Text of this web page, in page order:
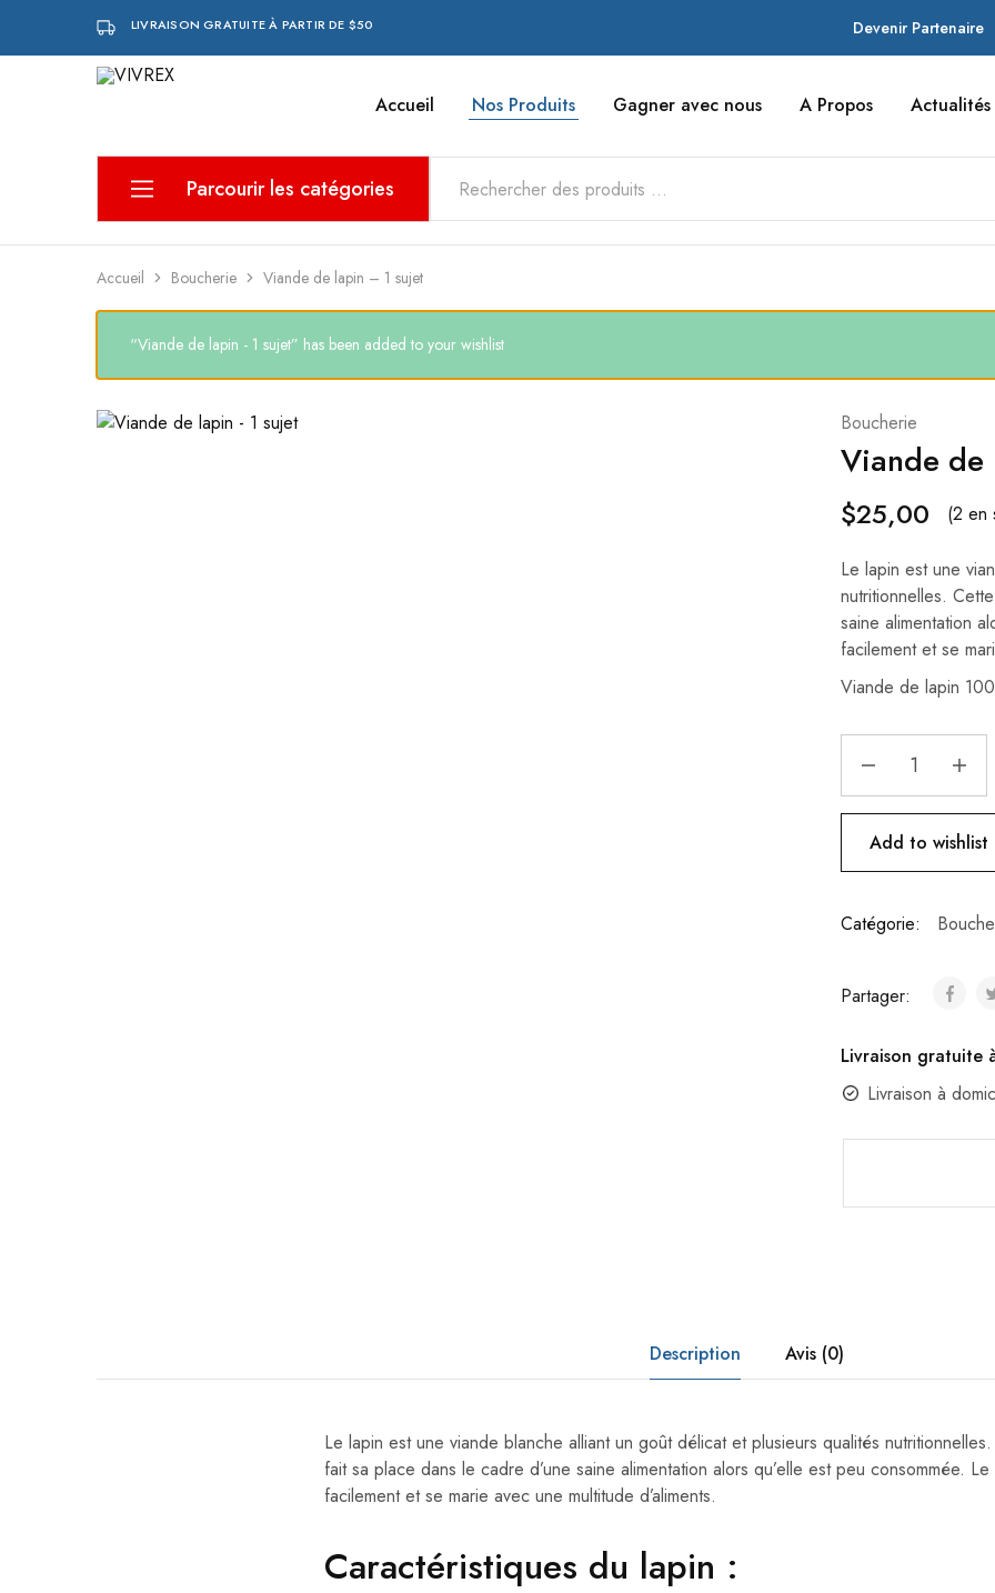
LIVRAISON GRATUITE À PARTIR DE $50 Devenir Partenaire
Accueil Nos Produits Gagner avec nous A Propos Actualités
Parcourir les catégories
Boissons et eaux
Boucherie
Accueil Boucherie Viande de lapin – 1 sujet
“Viande de lapin - 1 sujet” has been added to your wishlist
Boucherie
Viande
$25,00 (2 en
Le lapin est une
nutritionnelles.
saine alimentation
facilement et se
Viande de lapin
Add to wishlist
Catégorie:
Partager:
Livraison gratuite
Livraison à
Description Avis (0)
Le lapin est une viande blanche alliant un goût délicat et plusieurs qualités
fait sa place dans le cadre d’une saine alimentation alors qu’elle est peu consommée.
facilement et se marie avec une multitude d’aliments.
Caractéristiques du lapin :